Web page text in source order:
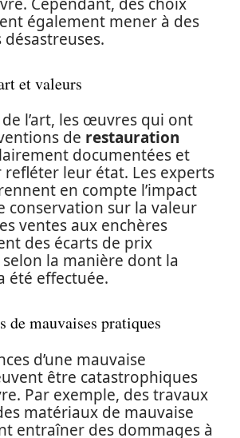
également mener à des
et valeurs
l’art, les œuvres qui ont
de restauration
documentées et
refléter leur état. Les experts
en compte l’impact
conservation sur la valeur
ventes aux enchères
des écarts de prix
la manière dont la
été effectuée.
de mauvaises pratiques
d’une mauvaise
être catastrophiques
Par exemple, des travaux
matériaux de mauvaise
entraîner des dommages à